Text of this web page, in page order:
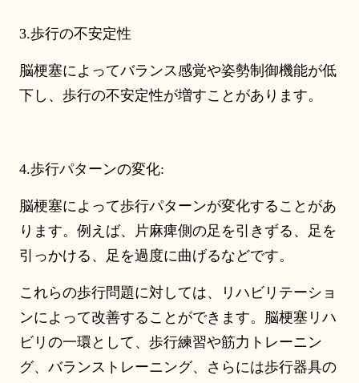
3.歩行の不安定性
脳梗塞によってバランス感覚や姿勢制御機能が低
下し、歩行の不安定性が増すことがあります。
4.歩行パターンの変化:
脳梗塞によって歩行パターンが変化することがあ
ります。例えば、片麻痺側の足を引きずる、足を
引っかける、足を過度に曲げるなどです。
これらの歩行問題に対しては、リハビリテーショ
ンによって改善することができます。脳梗塞リハ
ビリの一環として、歩行練習や筋力トレーニン
グ、バランストレーニング、さらには歩行器具の